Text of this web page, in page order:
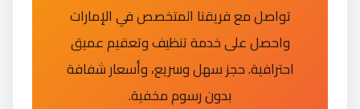
تواصل مع فريقنا المتخصص في الإمارات
واحصل على خدمة تنظيف وتعقيم عميق
احترافية. حجز سهل وسريع، وأسعار شفافة
بدون رسوم مخفية.